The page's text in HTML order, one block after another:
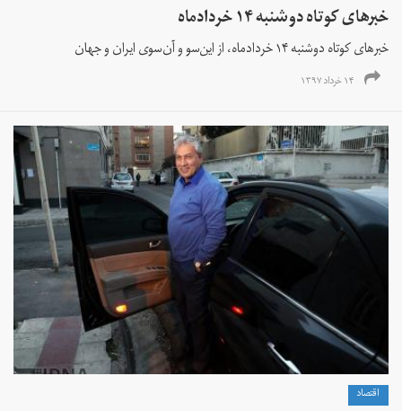
خبرهای کوتاه دوشنبه ۱۴ خردادماه
خبرهای کوتاه دوشنبه ۱۴ خردادماه، از این‌سو و آن‌سوی ایران و جهان
۱۴ خرداد ۱۳۹۷
اقتصاد